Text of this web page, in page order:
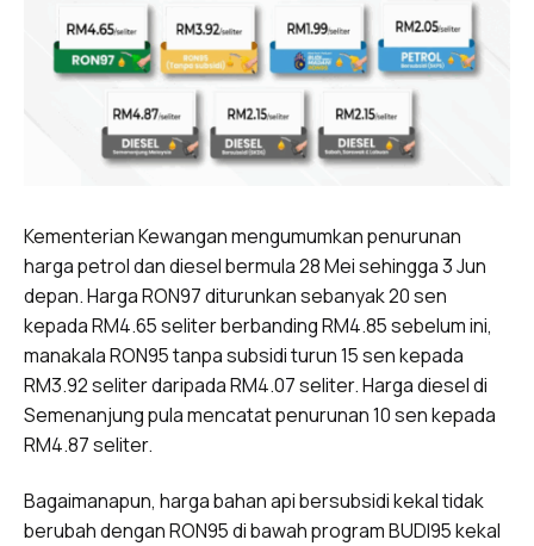
Kementerian Kewangan mengumumkan penurunan
harga petrol dan diesel bermula 28 Mei sehingga 3 Jun
depan. Harga RON97 diturunkan sebanyak 20 sen
kepada RM4.65 seliter berbanding RM4.85 sebelum ini,
manakala RON95 tanpa subsidi turun 15 sen kepada
RM3.92 seliter daripada RM4.07 seliter. Harga diesel di
Semenanjung pula mencatat penurunan 10 sen kepada
RM4.87 seliter.
Bagaimanapun, harga bahan api bersubsidi kekal tidak
berubah dengan RON95 di bawah program BUDI95 kekal